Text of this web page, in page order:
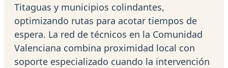
Titaguas y municipios colindantes,
optimizando rutas para acotar tiempos de
espera. La red de técnicos en la Comunidad
Valenciana combina proximidad local con
soporte especializado cuando la intervención